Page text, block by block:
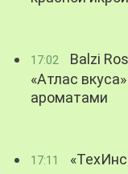
17:02
Balzi
«Атлас
ароматами
17:11